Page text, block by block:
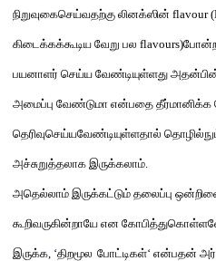
நிறுவுகைசெய்வதற்கு லினக்ஸின் flavour(
கிடைக்கக்கூடிய வேறு பல flavours)
பயனாளர் செய்ய வேண்டியுள்ளது
அமைப்பு வேண்டுமா என்பதை தீர்மானிக்க
தெரிவுசெய்யவேண்டியுள்ளதால்
அச்சுறுத்தலாக இருக்கலாம்.
அதெல்லாம் இருக்கட்டும் தலைப்பு
கூறிவருகின்றாயே என
இருக்க, ‘திறமூல போட்டிகள்‘ என்பதன்